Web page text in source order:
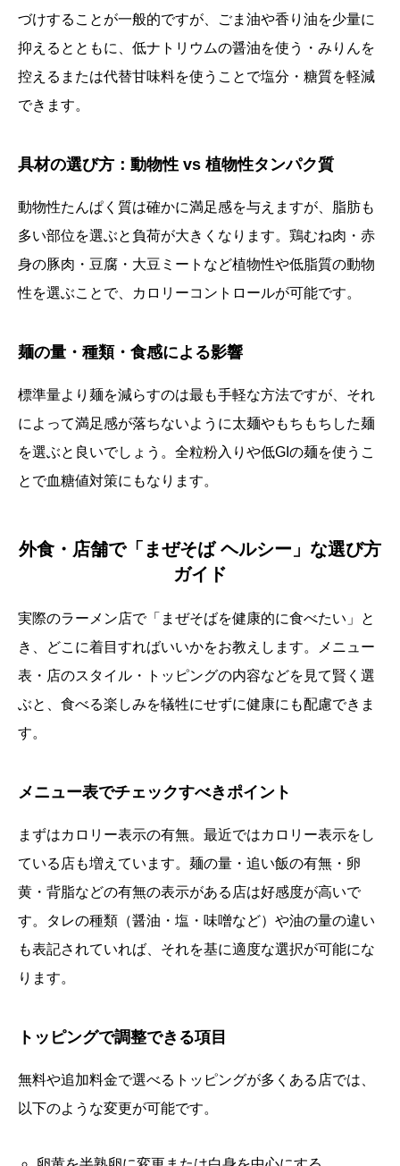
づけすることが一般的ですが、ごま油や香り油を少量に
抑えるとともに、低ナトリウムの醤油を使う・みりんを
控えるまたは代替甘味料を使うことで塩分・糖質を軽減
できます。
具材の選び方：動物性 vs 植物性タンパク質
動物性たんぱく質は確かに満足感を与えますが、脂肪も
多い部位を選ぶと負荷が大きくなります。鶏むね肉・赤
身の豚肉・豆腐・大豆ミートなど植物性や低脂質の動物
性を選ぶことで、カロリーコントロールが可能です。
麺の量・種類・食感による影響
標準量より麺を減らすのは最も手軽な方法ですが、それ
によって満足感が落ちないように太麺やもちもちした麺
を選ぶと良いでしょう。全粒粉入りや低GIの麺を使うこ
とで血糖値対策にもなります。
外食・店舗で「まぜそば ヘルシー」な選び方
ガイド
実際のラーメン店で「まぜそばを健康的に食べたい」と
き、どこに着目すればいいかをお教えします。メニュー
表・店のスタイル・トッピングの内容などを見て賢く選
ぶと、食べる楽しみを犠牲にせずに健康にも配慮できま
す。
メニュー表でチェックすべきポイント
まずはカロリー表示の有無。最近ではカロリー表示をし
ている店も増えています。麺の量・追い飯の有無・卵
黄・背脂などの有無の表示がある店は好感度が高いで
す。タレの種類（醤油・塩・味噌など）や油の量の違い
も表記されていれば、それを基に適度な選択が可能にな
ります。
トッピングで調整できる項目
無料や追加料金で選べるトッピングが多くある店では、
以下のような変更が可能です。